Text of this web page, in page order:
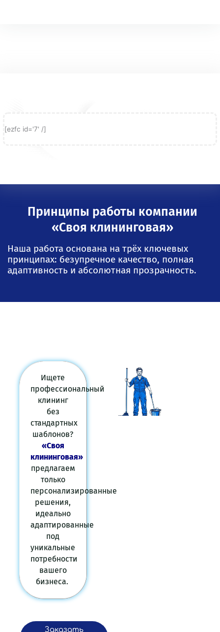
[ezfc id='7' /]
Принципы работы компании
«Своя клининговая»
Наша работа основана на трёх ключевых
принципах: безупречное качество, полная
адаптивность и абсолютная прозрачность.
Ищете
профессиональный
клининг
без
стандартных
шаблонов?
«Своя
клининговая»
предлагаем
только
персонализированные
решения,
идеально
адаптированные
под
уникальные
потребности
вашего
бизнеса.
Заказать